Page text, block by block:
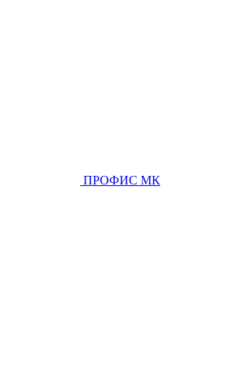
ПРОФИС МК